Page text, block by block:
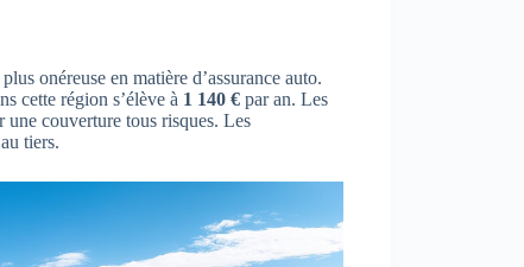
onéreuse en matière d’assurance auto.
cette région s’élève à 1 140 € par an. Les
une couverture tous risques. Les
tiers.